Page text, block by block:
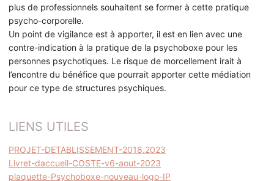
plus de professionnels souhaitent se former à cette pratique
psycho-corporelle.
Un point de vigilance est à apporter, il est en lien avec une
contre-indication à la pratique de la psychoboxe pour les
personnes psychotiques. Le risque de morcellement irait à
l’encontre du bénéfice que pourrait apporter cette médiation
pour ce type de structures psychiques.
LIENS UTILES
PROJET-DETABLISSEMENT-2018.2023
Livret-daccueil-COSTE-v6-aout-2023
plaquette-Psychoboxe-nouveau-logo-IP